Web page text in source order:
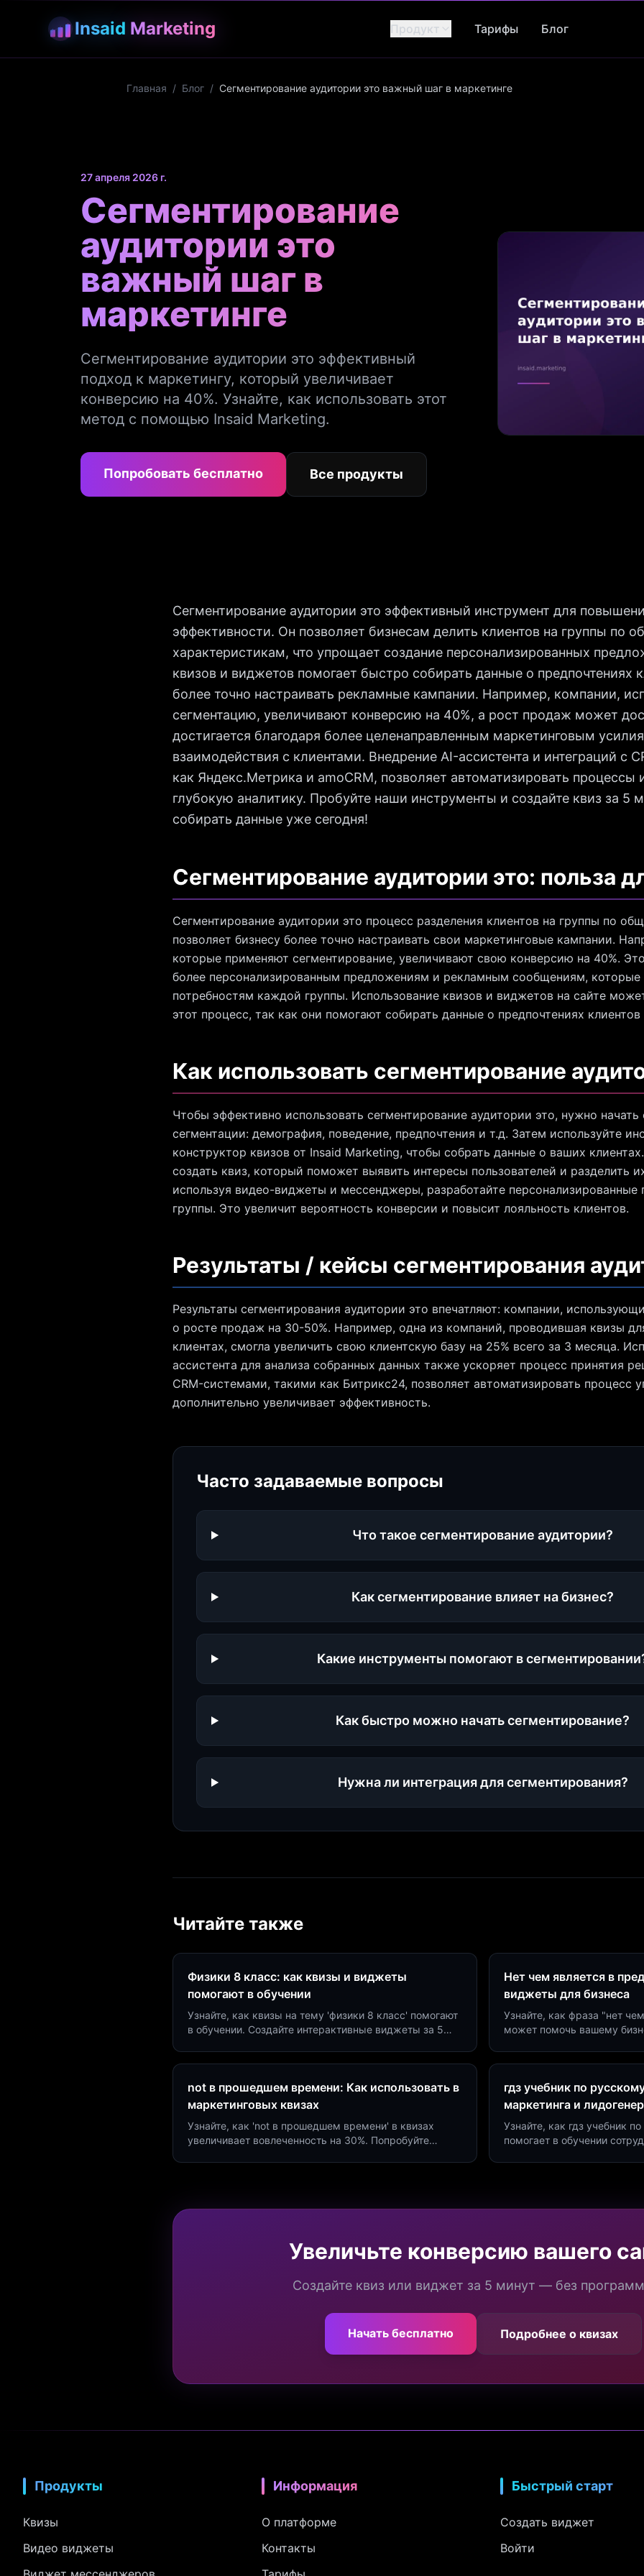
Insaid Marketing Продукт Тарифы Блог
Главная / Блог / Сегментирование аудитории это важный шаг в маркетинге
27 апреля 2026 г.
Сегментирование
аудитории это
важный шаг в
маркетинге
Сегментирование аудитории это эффективный
подход к маркетингу, который увеличивает
конверсию на 40%. Узнайте, как использовать этот
метод с помощью Insaid Marketing.
Попробовать бесплатно Все продукты
Сегментирование аудитории это эффективный инструмент для
эффективности. Он позволяет бизнесам делить клиентов на группы по
характеристикам, что упрощает создание персонализированных
квизов и виджетов помогает быстро собирать данные о предпочтениях
более точно настраивать рекламные кампании. Например, компании,
сегментацию, увеличивают конверсию на 40%, а рост продаж может
достигается благодаря более целенаправленным маркетинговым
взаимодействия с клиентами. Внедрение AI-ассистента и интеграций с
как Яндекс.Метрика и amoCRM, позволяет автоматизировать процессы
глубокую аналитику. Пробуйте наши инструменты и создайте квиз за 5
собирать данные уже сегодня!
Сегментирование аудитории это: польза
Сегментирование аудитории это процесс разделения клиентов на группы по
позволяет бизнесу более точно настраивать свои маркетинговые кампании.
которые применяют сегментирование, увеличивают свою конверсию на 40%.
более персонализированным предложениям и рекламным сообщениям, которые
потребностям каждой группы. Использование квизов и виджетов на сайте
этот процесс, так как они помогают собирать данные о предпочтениях
Как использовать сегментирование
Чтобы эффективно использовать сегментирование аудитории это, нужно
сегментации: демография, поведение, предпочтения и т.д. Затем используйте
конструктор квизов от Insaid Marketing, чтобы собрать данные о ваших
создать квиз, который поможет выявить интересы пользователей и разделить
используя видео-виджеты и мессенджеры, разработайте
группы. Это увеличит вероятность конверсии и повысит лояльность клиентов.
Результаты / кейсы сегментирования
Результаты сегментирования аудитории это впечатляют: компании,
о росте продаж на 30-50%. Например, одна из компаний, проводившая квизы
клиентах, смогла увеличить свою клиентскую базу на 25% всего за 3 месяца.
ассистента для анализа собранных данных также ускоряет процесс принятия
CRM-системами, такими как Битрикс24, позволяет автоматизировать процесс
дополнительно увеличивает эффективность.
Часто задаваемые вопросы
Что такое сегментирование аудитории?
Как сегментирование влияет на бизнес?
Какие инструменты помогают в
Как быстро можно начать сегментирование?
Нужна ли интеграция для сегментирования?
Читайте также
Физики 8 класс: как квизы и виджеты
помогают в обучении
Узнайте, как квизы на тему 'физики 8 класс' помогают
в обучении. Создайте интерактивные виджеты за 5
Нет чем является в
виджеты для бизнеса
Узнайте, как фраза "нет
может помочь вашему
not в прошедшем времени: Как использовать в
маркетинговых квизах
Узнайте, как 'not в прошедшем времени' в квизах
увеличивает вовлеченность на 30%. Попробуйте
гдз учебник по
маркетинга и
Узнайте, как гдз учебник
помогает в обучении
Увеличьте конверсию вашего
Создайте квиз или виджет за 5 минут — без
Начать бесплатно Подробнее о квизах
Продукты
Квизы
Видео виджеты
Информация
О платформе
Контакты
Быстрый старт
Создать виджет
Войти